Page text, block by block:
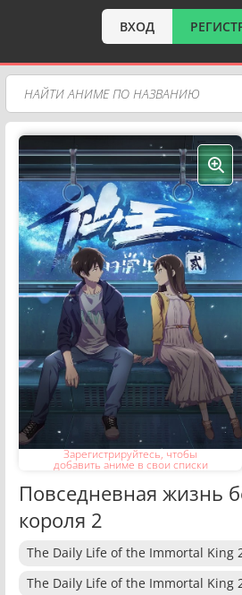
ВХОД
Зарегистрируйтесь, чтобы
добавить аниме в свои списки
Повседневная жизнь
короля 2
The Daily Life of the Immortal King
The Daily Life of the Immortal King